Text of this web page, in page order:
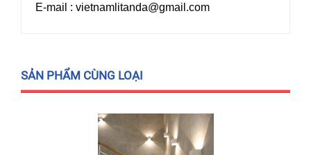
E-mail : vietnamlitanda@gmail.com
SẢN PHẨM CÙNG LOẠI